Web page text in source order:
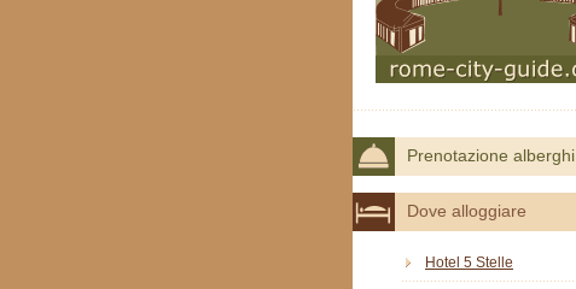
Prenotazione alberghi
Dove alloggiare
Hotel 5 Stelle